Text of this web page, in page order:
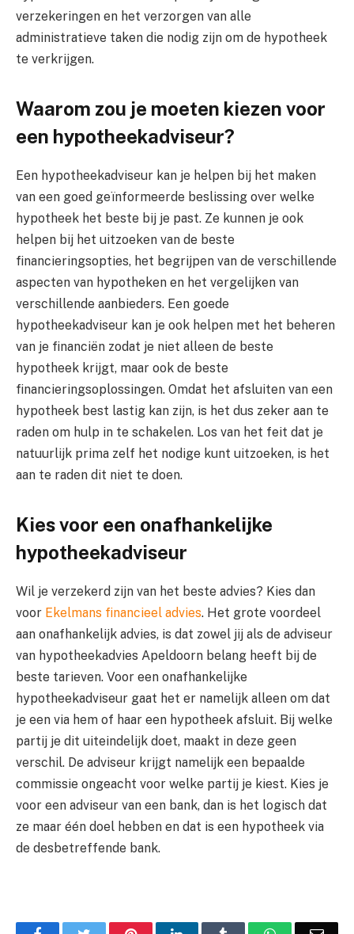
verzekeringen en het verzorgen van alle
administratieve taken die nodig zijn om de hypotheek
te verkrijgen.
Waarom zou je moeten kiezen voor
een hypotheekadviseur?
Een hypotheekadviseur kan je helpen bij het maken
van een goed geïnformeerde beslissing over welke
hypotheek het beste bij je past. Ze kunnen je ook
helpen bij het uitzoeken van de beste
financieringsopties, het begrijpen van de verschillende
aspecten van hypotheken en het vergelijken van
verschillende aanbieders. Een goede
hypotheekadviseur kan je ook helpen met het beheren
van je financiën zodat je niet alleen de beste
hypotheek krijgt, maar ook de beste
financieringsoplossingen. Omdat het afsluiten van een
hypotheek best lastig kan zijn, is het dus zeker aan te
raden om hulp in te schakelen. Los van het feit dat je
natuurlijk prima zelf het nodige kunt uitzoeken, is het
aan te raden dit niet te doen.
Kies voor een onafhankelijke
hypotheekadviseur
Wil je verzekerd zijn van het beste advies? Kies dan
voor Ekelmans financieel advies. Het grote voordeel
aan onafhankelijk advies, is dat zowel jij als de adviseur
van hypotheekadvies Apeldoorn belang heeft bij de
beste tarieven. Voor een onafhankelijke
hypotheekadviseur gaat het er namelijk alleen om dat
je een via hem of haar een hypotheek afsluit. Bij welke
partij je dit uiteindelijk doet, maakt in deze geen
verschil. De adviseur krijgt namelijk een bepaalde
commissie ongeacht voor welke partij je kiest. Kies je
voor een adviseur van een bank, dan is het logisch dat
ze maar één doel hebben en dat is een hypotheek via
de desbetreffende bank.